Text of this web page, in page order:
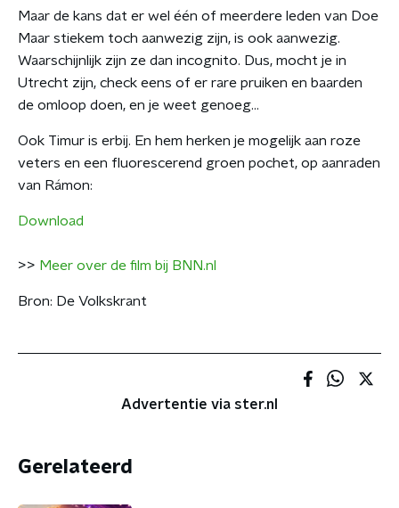
Maar de kans dat er wel één of meerdere leden van Doe
Maar stiekem toch aanwezig zijn, is ook aanwezig.
Waarschijnlijk zijn ze dan incognito. Dus, mocht je in
Utrecht zijn, check eens of er rare pruiken en baarden
de omloop doen, en je weet genoeg...
Ook Timur is erbij. En hem herken je mogelijk aan roze
veters en een fluorescerend groen pochet, op aanraden
van Rámon:
Download
>> Meer over de film bij BNN.nl
Bron: De Volkskrant
Advertentie via ster.nl
Gerelateerd